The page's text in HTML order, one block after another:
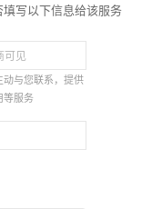
写以下信息给该服务
与您联系，提供
等服务